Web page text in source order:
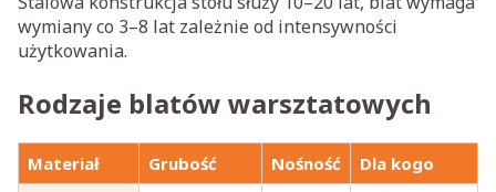
wymiany co 3–8 lat zależnie od intensywności
użytkowania.
Rodzaje blatów warsztatowych
Materiał Grubość Nośność Dla kogo